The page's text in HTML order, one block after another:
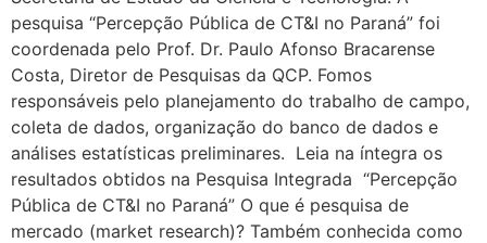
pesquisa “Percepção Pública de CT&I no Paraná” foi
coordenada pelo Prof. Dr. Paulo Afonso Bracarense
Costa, Diretor de Pesquisas da QCP. Fomos
responsáveis pelo planejamento do trabalho de campo,
coleta de dados, organização do banco de dados e
análises estatísticas preliminares. Leia na íntegra os
resultados obtidos na Pesquisa Integrada “Percepção
Pública de CT&I no Paraná” O que é pesquisa de
mercado (market research)? Também conhecida como